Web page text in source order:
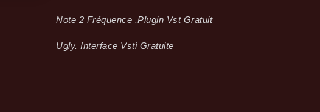
Note 2 Fréquence .plugin Vst Gratuit
Ugly. Interface Vsti Gratuite